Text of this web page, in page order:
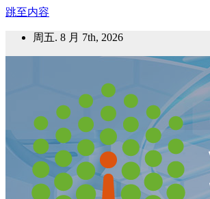
跳至内容
周五. 8 月 7th, 2026